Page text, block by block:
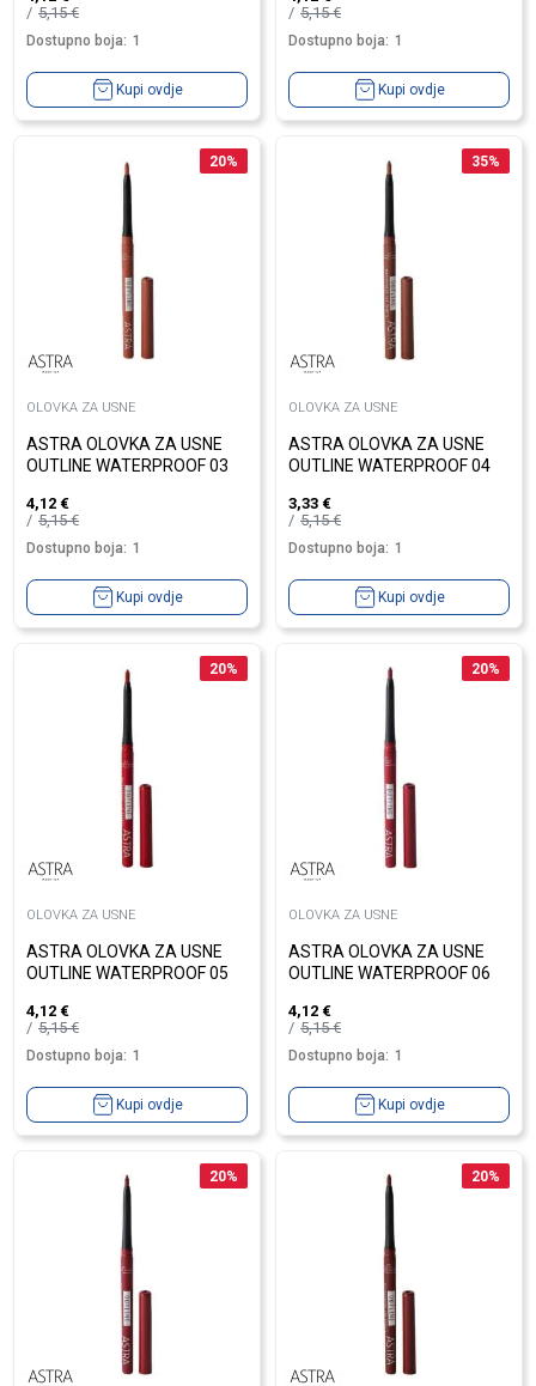
5,15€
Dostupno boja: 1
Kupi ovdje
5,15€
Dostupno boja: 1
Kupi ovdje
20%
OLOVKA ZA USNE
ASTRA OLOVKA ZA USNE
OUTLINE WATERPROOF 03
4,12 €
5,15€
Dostupno boja: 1
Kupi ovdje
35%
OLOVKA ZA USNE
ASTRA OLOVKA ZA USNE
OUTLINE WATERPROOF 04
3,33 €
5,15€
Dostupno boja: 1
Kupi ovdje
20%
OLOVKA ZA USNE
ASTRA OLOVKA ZA USNE
OUTLINE WATERPROOF 05
4,12 €
5,15€
Dostupno boja: 1
Kupi ovdje
20%
OLOVKA ZA USNE
ASTRA OLOVKA ZA USNE
OUTLINE WATERPROOF 06
4,12 €
5,15€
Dostupno boja: 1
Kupi ovdje
20% 20%